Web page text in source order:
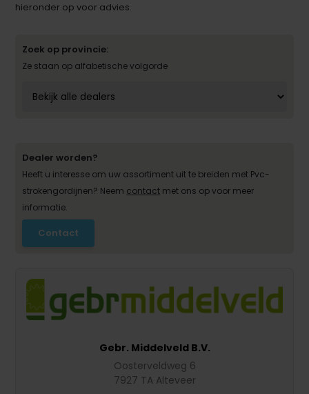
hieronder op voor advies.
Zoek op provincie:
Ze staan op alfabetische volgorde
Dealer worden?
Heeft u interesse om uw assortiment uit te breiden met Pvc-
strokengordijnen? Neem contact met ons op voor meer
informatie.
Contact
Gebr. Middelveld B.V.
Oosterveldweg 6
7927 TA Alteveer